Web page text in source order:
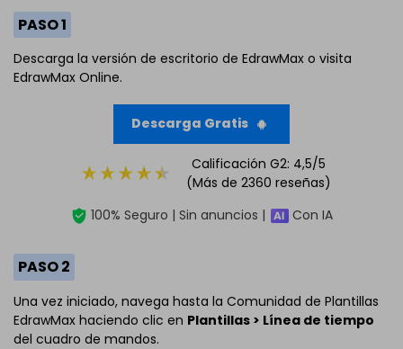
PASO 1
Descarga la versión de escritorio de EdrawMax o visita
EdrawMax Online.
Descarga Gratis
Calificación G2: 4,5/5
(Más de 2360 reseñas)
100% Seguro | Sin anuncios |
Con IA
PASO 2
Una vez iniciado, navega hasta la Comunidad de Plantillas
EdrawMax haciendo clic en Plantillas > Línea de tiempo
del cuadro de mandos.